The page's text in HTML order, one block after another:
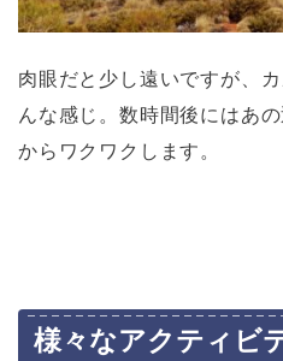
肉眼だと少し遠いですが、
んな感じ。数時間後にはあ
からワクワクします。
様々なアクティビ